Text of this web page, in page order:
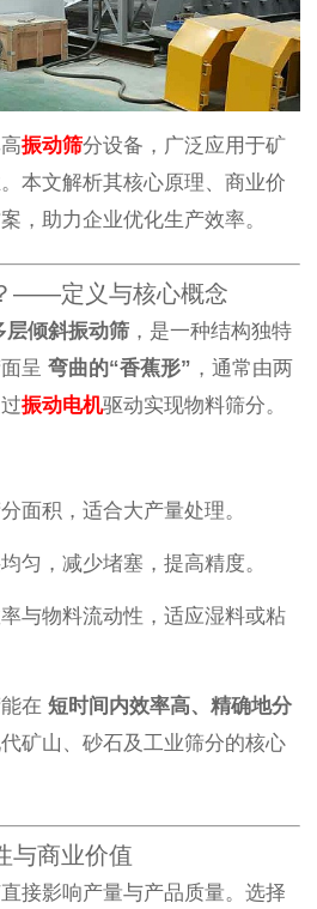
振动筛分设备，广泛应用于矿
本文解析其核心原理、商业价
，助力企业优化生产效率。
——定义与核心概念
层倾斜振动筛 ，是一种结构独特
呈 弯曲的“香蕉形” ，通常由两
振动电机驱动实现物料筛分。
面积，适合大产量处理。
匀，减少堵塞，提高精度。
率与物料流动性，适应湿料或粘
在 短时间内效率高、精确地分
矿山、砂石及工业筛分的核心
与商业价值
接影响产量与产品质量。选择